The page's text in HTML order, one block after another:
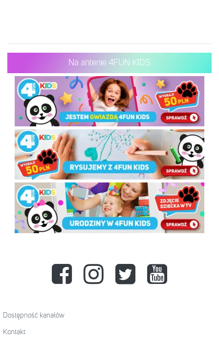
Na antenie 4FUN KIDS
Dostępność kanałów
Kontakt